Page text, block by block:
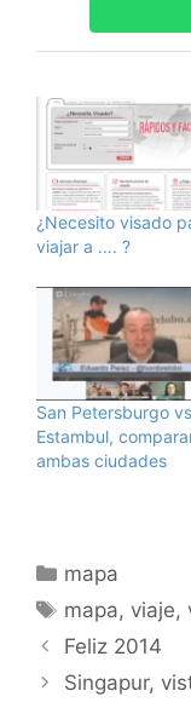
¿Necesito visado
viajar a …. ?
San Petersburgo
Estambul,
ambas ciudades
Categorías
mapa
Etiquetas
mapa, viaje,
Feliz 2014
Singapur,